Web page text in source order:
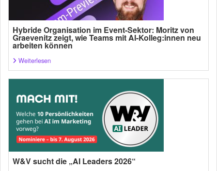
Hybride Organisation im Event-Sektor: Moritz von
Graevenitz zeigt, wie Teams mit AI-Kolleg:innen neu
arbeiten können
Weiterlesen
W&V sucht die „AI Leaders 2026“